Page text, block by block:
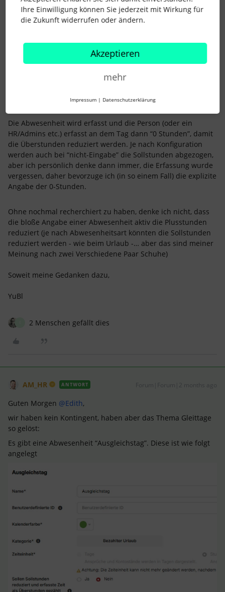
Unsere Variante ist: ein MA meldet sich bei mir oder den Mit-
Überstunden vorhanden sind; mir wandeln die Überstunden
dann entsprechend um. So “füllt” sich dann auch der
Die Abwesenheit wird erfasst und die Person (oder ein
HR/Admins etc.) erfasst an dem Tag dann “0 Stunden”, damit
die Überstunden reduziert werden. Je nach Konfiguration
werden auch bei “nicht-Eingabe” die Sollstunden abgezogen,
aber ich persönlich denke dann immer, die Erfassung wurde
vergessen, daher bevorzuge ich (in so einem Fall) die explizite
Angabe der 0-Stunden.
Ohne nochmal recherchiert zu haben, denke ich nicht, dass
die bloße Angabe einer Abwesenheit aktiv die Plusstunden
reduziert (je nach Abwesenheitsart könnten die Sollstunden
reduziert werden - wie beim Urlaub -… aber das sind meiner
Meinung nach zwei Verschiedene Paar Schuhe)
Soweit meine Gedanken dazu,
YuBl
2 Menschen gefällt dies
AM_HR ANTWORT
Guten Morgen ​ @Edith,
wir haben kein Kontingent, haben aber das Thema Gleittage
so gelöst:
Es gibt eine Abwesenheit “Ausgleichstag”. Diese ist wie folgt
angelegt
Ihre Einwilligung können Sie jederzeit mit Wirkung für
die Zukunft widerrufen oder ändern.
Akzeptieren
mehr
Impressum | Datenschutzerklärung